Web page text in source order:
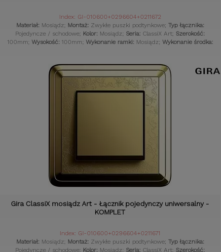
Index: GI-010600+0296604+0211672
Materiał: Mosiądz; Montaż: Zwykłe puszki podtynkowe; Typ łącznika:
Pojedyncze / schodowe; Kolor: Mosiądz; Seria: ClassiX Art; Szerokość:
100mm; Wysokość: 100mm; Wykonanie ramki: Mosiądz; Wykonanie środka:
Gira ClassiX mosiądz Art - Łącznik pojedynczy uniwersalny -
KOMPLET
Index: GI-010600+0296604+0211671
Materiał: Mosiądz; Montaż: Zwykłe puszki podtynkowe; Typ łącznika:
Pojedyncze / schodowe; Kolor: Mosiądz; Seria: ClassiX Art; Szerokość: